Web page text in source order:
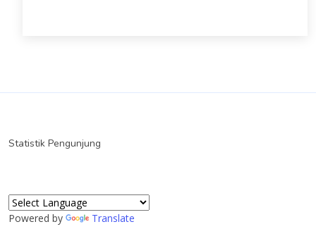
Statistik Pengunjung
Powered by Translate